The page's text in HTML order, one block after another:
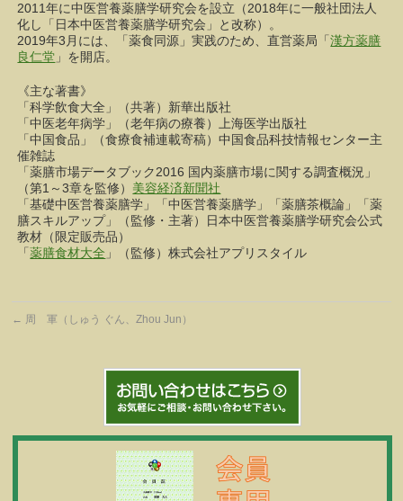
2011年に中医営養薬膳学研究会を設立（2018年に一般社団法人
化し「日本中医営養薬膳学研究会」と改称）。
2019年3月には、「薬食同源」実践のため、直営薬局「漢方薬膳
良仁堂 」を開店。
《主な著書》
「科学飲食大全」（共著）新華出版社
「中医老年病学」（老年病の療養）上海医学出版社
「中国食品」（食療食補連載寄稿）中国食品科技情報センター主
催雑誌
「薬膳市場データブック2016 国内薬膳市場に関する調査概況」
（第1～3章を監修） 美容経済新聞社
「基礎中医営養薬膳学」「中医営養薬膳学」「薬膳茶概論」「薬
膳スキルアップ」（監修・主著）日本中医営養薬膳学研究会公式
教材（限定販売品）
「薬膳食材大全 」（監修）株式会社アプリスタイル
← 周 軍（しゅう ぐん、Zhou Jun）